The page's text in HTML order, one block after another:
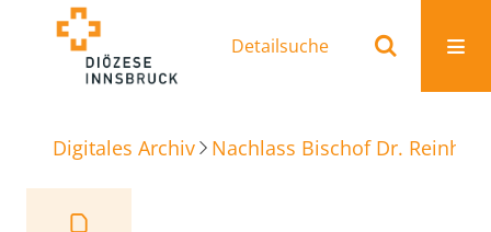
Detailsuche
Digitales Archiv Nachlass Bischof Dr.